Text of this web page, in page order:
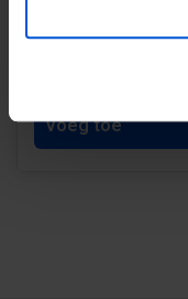
Voeg toe